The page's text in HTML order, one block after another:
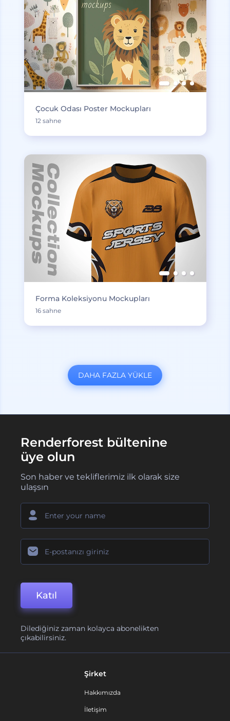
Çocuk Odası Poster Mockupları
12 sahne
Forma Koleksiyonu Mockupları
16 sahne
DAHA FAZLA YÜKLE
Renderforest bültenine
üye olun
Son haber ve tekliflerimiz ilk olarak size
ulaşsın
Katıl
Dilediğiniz zaman kolayca abonelikten
çıkabilirsiniz.
Şirket
Hakkımızda
İletişim